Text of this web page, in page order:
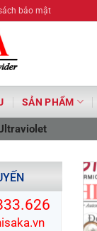
bảo mật
SẢN PHẨM